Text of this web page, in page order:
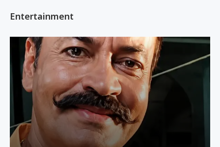
Entertainment